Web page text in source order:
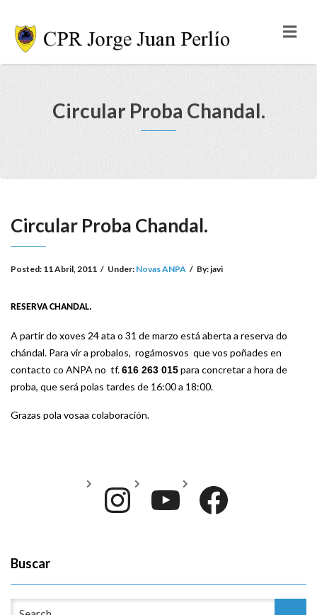
Circular Proba Chandal.
Circular Proba Chandal.
Posted: 11 Abril, 2011 / Under: Novas ANPA / By:javi
RESERVA CHANDAL.
A partir do xoves 24 ata o 31 de marzo está aberta a reserva do
chándal. Para vir a probalos, rogámosvos que vos poñades en
contacto co ANPA no tf.616 263 015para concretar a hora de
proba, que será polas tardes de 16:00 a 18:00.
Grazas pola vosaa colaboración.
Instagram
YouTube
Buscar